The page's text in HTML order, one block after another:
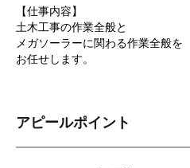
【仕事内容】
土木工事の作業全般と
メガソーラーに関わる作業全般を
お任せします。
アピールポイント